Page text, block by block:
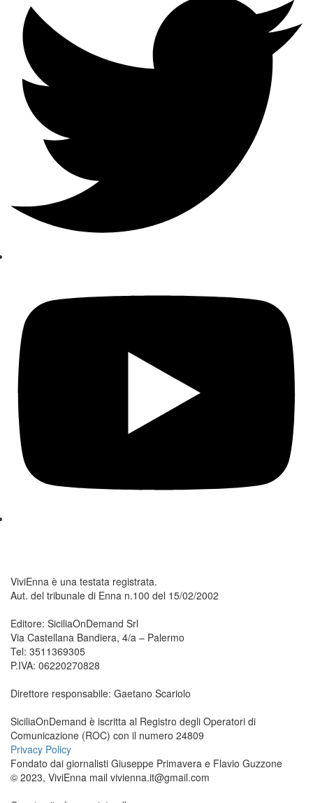
ViviEnna è una testata registrata.
Aut. del tribunale di Enna n.100 del 15/02/2002
Editore: SiciliaOnDemand Srl
Via Castellana Bandiera, 4/a – Palermo
Tel: 3511369305
P.IVA: 06220270828
Direttore responsabile: Gaetano Scariolo
SiciliaOnDemand è iscritta al Registro degli Operatori di
Comunicazione (ROC) con il numero 24809
Privacy Policy
Fondato dai giornalisti Giuseppe Primavera e Flavio Guzzone
© 2023, ViviEnna mail vivienna.it@gmail.com